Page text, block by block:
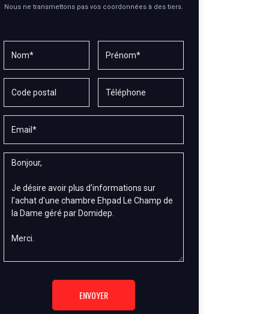
Nous ne transmettons pas vos coordonnées à des tiers.
ENVOYER